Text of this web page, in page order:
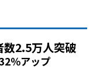
2.5万人突破
％アップ